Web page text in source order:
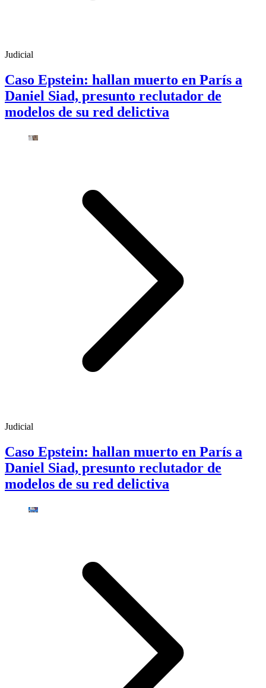
Judicial
Caso Epstein: hallan muerto en París a
Daniel Siad, presunto reclutador de
modelos de su red delictiva
Judicial
Caso Epstein: hallan muerto en París a
Daniel Siad, presunto reclutador de
modelos de su red delictiva